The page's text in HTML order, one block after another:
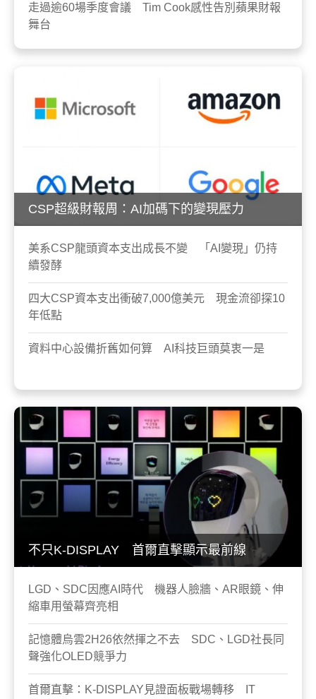
走過逾60場季度會議 Tim Cook感性告別蘋果財報
舞台
CSP超級財報周：AI加碼下的變現壓力
美系CSP龍頭資本支出成長不變 「AI變現」仍持
續發酵
四大CSP資本支出衝破7,000億美元 現金流卻探10
年低點
資料中心設備折舊如何算 AI科技巨頭莫衷一是
不只K-DISPLAY 首爾直擊顯示最前線
LGD、SDC因應AI時代 機器人臉牆、AR眼鏡、伸
縮車用螢幕齊亮相
記憶體烏雲2H26依然揮之不去 SDC、LGD社長同
聲強化OLED競爭力
首爾直擊：K-DISPLAY見證面板戰場轉移 IT